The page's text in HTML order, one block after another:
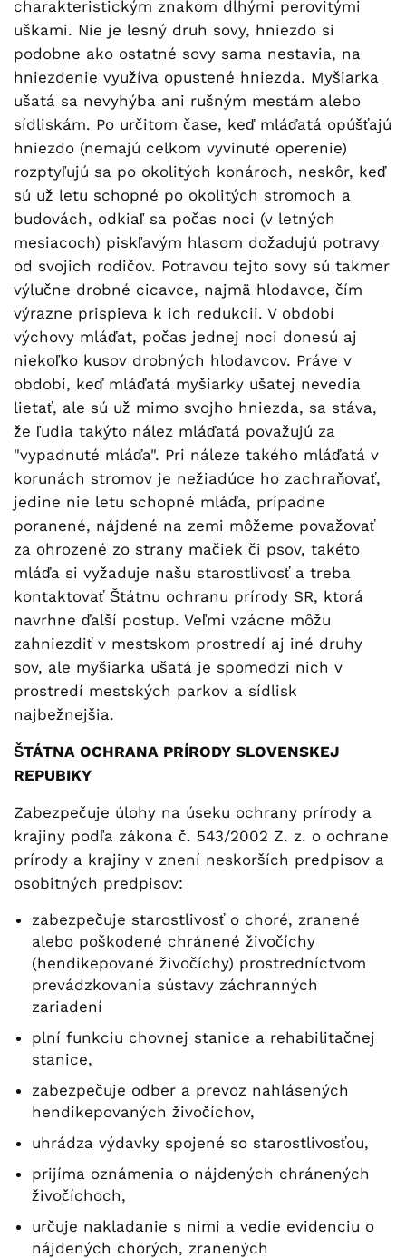
charakteristickým znakom dlhými perovitými
uškami. Nie je lesný druh sovy, hniezdo si
podobne ako ostatné sovy sama nestavia, na
hniezdenie využíva opustené hniezda. Myšiarka
ušatá sa nevyhýba ani rušným mestám alebo
sídliskám. Po určitom čase, keď mláďatá opúšťajú
hniezdo (nemajú celkom vyvinuté operenie)
rozptyľujú sa po okolitých konároch, neskôr, keď
sú už letu schopné po okolitých stromoch a
budovách, odkiaľ sa počas noci (v letných
mesiacoch) piskľavým hlasom dožadujú potravy
od svojich rodičov. Potravou tejto sovy sú takmer
výlučne drobné cicavce, najmä hlodavce, čím
výrazne prispieva k ich redukcii. V období
výchovy mláďat, počas jednej noci donesú aj
niekoľko kusov drobných hlodavcov. Práve v
období, keď mláďatá myšiarky ušatej nevedia
lietať, ale sú už mimo svojho hniezda, sa stáva,
že ľudia takýto nález mláďatá považujú za
"vypadnuté mláďa". Pri náleze takého mláďatá v
korunách stromov je nežiadúce ho zachraňovať,
jedine nie letu schopné mláďa, prípadne
poranené, nájdené na zemi môžeme považovať
za ohrozené zo strany mačiek či psov, takéto
mláďa si vyžaduje našu starostlivosť a treba
kontaktovať Štátnu ochranu prírody SR, ktorá
navrhne ďalší postup. Veľmi vzácne môžu
zahniezdiť v mestskom prostredí aj iné druhy
sov, ale myšiarka ušatá je spomedzi nich v
prostredí mestských parkov a sídlisk
najbežnejšia.
ŠTÁTNA OCHRANA PRÍRODY SLOVENSKEJ
REPUBIKY
Zabezpečuje úlohy na úseku ochrany prírody a
krajiny podľa zákona č. 543/2002 Z. z. o ochrane
prírody a krajiny v znení neskorších predpisov a
osobitných predpisov:
zabezpečuje starostlivosť o choré, zranené
alebo poškodené chránené živočíchy
(hendikepované živočíchy) prostredníctvom
prevádzkovania sústavy záchranných
zariadení
plní funkciu chovnej stanice a rehabilitačnej
stanice,
zabezpečuje odber a prevoz nahlásených
hendikepovaných živočíchov,
uhrádza výdavky spojené so starostlivosťou,
prijíma oznámenia o nájdených chránených
živočíchoch,
určuje nakladanie s nimi a vedie evidenciu o
nájdených chorých, zranených